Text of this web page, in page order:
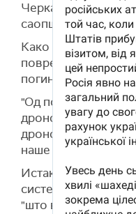
Черкаска,
саопштио је
Како наводи, до
повређено,
погинуло шест
"Од поноћи је
дронова, а напад
дроновима који
наше земље", рекао
Истакао је да је
системе
"што више туга и